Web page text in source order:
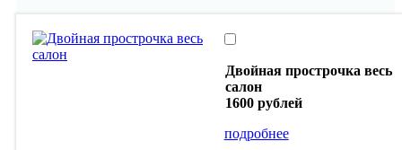
Двойная прострочка весь
салон
1600 рублей
подробнее